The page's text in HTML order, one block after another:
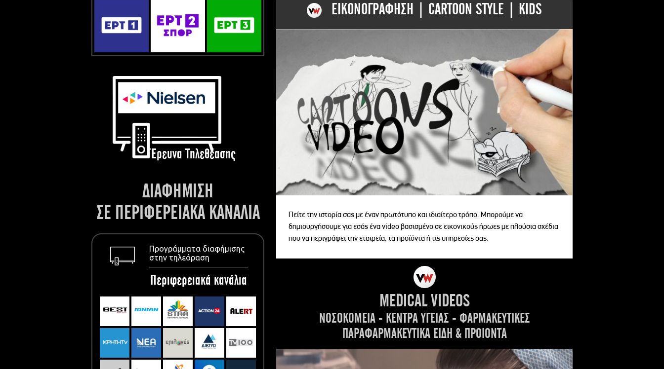
Έρευνα Τηλεθέασης
ΔΙΑΦΗΜΙΣΗ
ΣΕ ΠΕΡΙΦΕΡΕΙΑΚΑ ΚΑΝΑΛΙΑ
Προγράμματα διαφήμισης
στην τηλεόραση
Περιφερειακά κανάλια
ΕΙΚΟΝΟΓΡΑΦΗΣΗ | CARTOON STYLE | KIDS
Πείτε την ιστορία σας με έναν πρωτότυπο και ιδιαίτερο τρόπο. Μπορούμε να
δημιουργήσουμε για εσάς ένα video βασισμένο σε εικονικούς ήρωες με πλούσια σχέδια
που να περιγράφει την εταιρεία, τα προϊόντα ή τις υπηρεσίες σας.
MEDICAL VIDEOS
ΝΟΣΟΚΟΜΕΙΑ - ΚΕΝΤΡΑ ΥΓΕΙΑΣ - ΦΑΡΜΑΚΕΥΤΙΚΕΣ
ΠΑΡΑΦΑΡΜΑΚΕΥΤΙΚΑ ΕΙΔΗ & ΠΡΟΙΟΝΤΑ